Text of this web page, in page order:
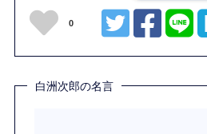
0
白洲次郎の名言